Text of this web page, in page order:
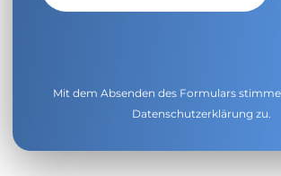
Mit dem Absenden des Formulars
Datenschutzerklärung zu.